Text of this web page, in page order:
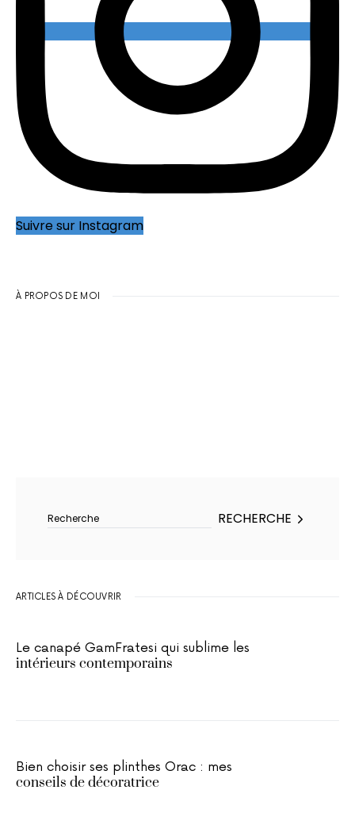
Suivre sur Instagram
À PROPOS DE MOI
RECHERCHE
ARTICLES À DÉCOUVRIR
Le canapé GamFratesi qui sublime les
intérieurs contemporains
Bien choisir ses plinthes Orac : mes
conseils de décoratrice